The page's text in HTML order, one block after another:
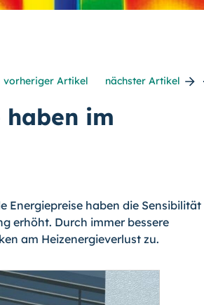
vorheriger Artikel nächster Artikel
haben im
Energiepreise haben die Sensibilität
erhöht. Durch immer bessere
am Heizenergieverlust zu.